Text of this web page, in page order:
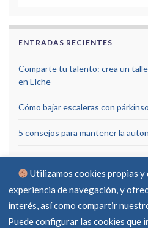
ENTRADAS RECIENTES
Comparte tu talento: crea un
en Elche
Cómo bajar escaleras con
5 consejos para mantener la
Aviso Legal Política de
Utilizamos cookies propias
experiencia de navegación, y
interés, así como compartir
Puede configurar las cookies que